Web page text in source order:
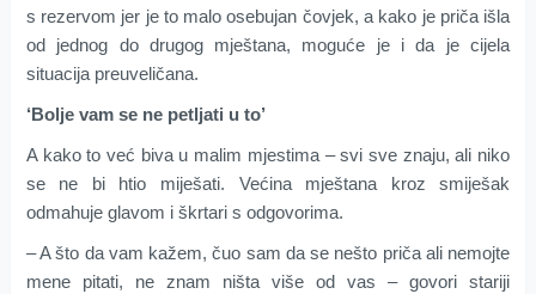
s rezervom jer je to malo osebujan čovjek, a kako je priča išla
od jednog do drugog mještana, moguće je i da je cijela
situacija preuveličana.
‘Bolje vam se ne petljati u to’
A kako to već biva u malim mjestima – svi sve znaju, ali niko
se ne bi htio miješati. Većina mještana kroz smiješak
odmahuje glavom i škrtari s odgovorima.
– A što da vam kažem, čuo sam da se nešto priča ali nemojte
mene pitati, ne znam ništa više od vas – govori stariji